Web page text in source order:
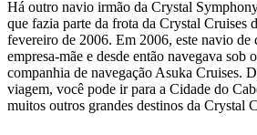
Há outro navio irmão da Crystal
que fazia parte da frota da Crystal Cruises
fevereiro de 2006. Em 2006, este navio de
empresa-mãe e desde então navegava sob
companhia de navegação Asuka Cruises.
viagem, você pode ir para a Cidade do
muitos outros grandes destinos da Crystal